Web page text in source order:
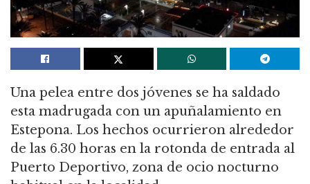
Una pelea entre dos jóvenes se ha saldado
esta madrugada con un apuñalamiento en
Estepona. Los hechos ocurrieron alrededor
de las 6.30 horas en la rotonda de entrada al
Puerto Deportivo, zona de ocio nocturno